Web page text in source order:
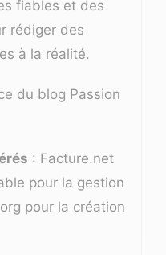
fiables et des
rédiger des
à la réalité.
du blog Passion
: Facture.net
pour la gestion
pour la création